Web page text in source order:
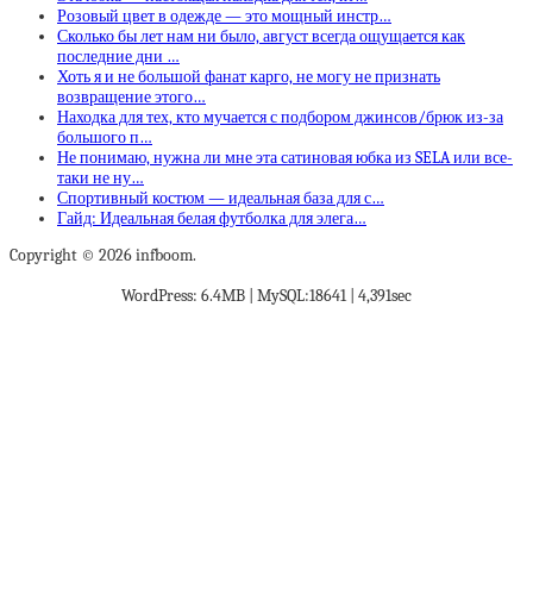
Розовый цвет в одежде — это мощный инстр…
Сколько бы лет нам ни было, август всегда ощущается как
последние дни …
Хоть я и не большой фанат карго, не могу не признать
возвращение этого…
Находка для тех, кто мучается с подбором джинсов/брюк из-за
большого п…
Не понимаю, нужна ли мне эта сатиновая юбка из SELA или все-
таки не ну…
Спортивный костюм — идеальная база для с…
Гайд: Идеальная белая футболка для элега…
Copyright © 2026 infboom.
WordPress: 6.4MB | MySQL:18641 | 4,391sec